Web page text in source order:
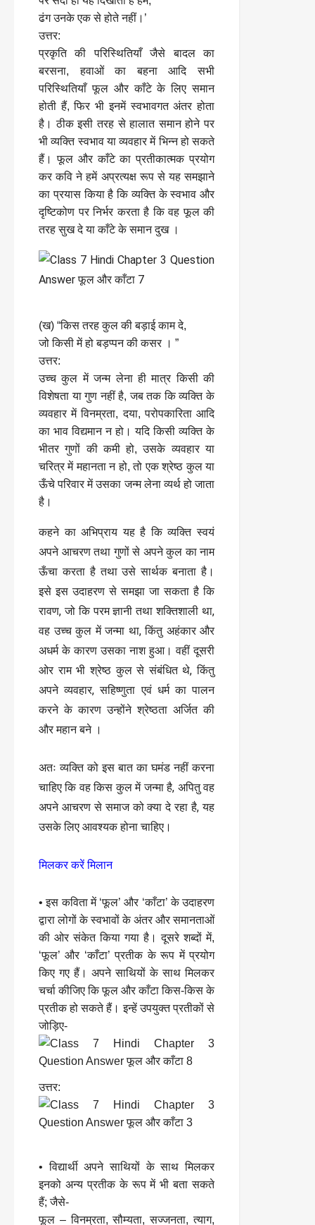
ढंग उनके एक से होते नहीं।’
उत्तर:
प्रकृति की परिस्थितियाँ जैसे बादल का
बरसना, हवाओं का बहना आदि सभी
परिस्थितियाँ फूल और काँटे के लिए समान
होती हैं, फिर भी इनमें स्वभावगत अंतर होता
है। ठीक इसी तरह से हालात समान होने पर
भी व्यक्ति स्वभाव या व्यवहार में भिन्न हो सकते
हैं। फूल और काँटे का प्रतीकात्मक प्रयोग
कर कवि ने हमें अप्रत्यक्ष रूप से यह समझाने
का प्रयास किया है कि व्यक्ति के स्वभाव और
दृष्टिकोण पर निर्भर करता है कि वह फूल की
तरह सुख दे या काँटे के समान दुख ।
(ख) “किस तरह कुल की बड़ाई काम दे,
जो किसी में हो बड़प्पन की कसर । ”
उत्तर:
उच्च कुल में जन्म लेना ही मात्र किसी की
विशेषता या गुण नहीं है, जब तक कि व्यक्ति के
व्यवहार में विनम्रता, दया, परोपकारिता आदि
का भाव विद्यमान न हो। यदि किसी व्यक्ति के
भीतर गुणों की कमी हो, उसके व्यवहार या
चरित्र में महानता न हो, तो एक श्रेष्ठ कुल या
ऊँचे परिवार में उसका जन्म लेना व्यर्थ हो जाता
है।
कहने का अभिप्राय यह है कि व्यक्ति स्वयं
अपने आचरण तथा गुणों से अपने कुल का नाम
ऊँचा करता है तथा उसे सार्थक बनाता है।
इसे इस उदाहरण से समझा जा सकता है कि
रावण, जो कि परम ज्ञानी तथा शक्तिशाली था,
वह उच्च कुल में जन्मा था, किंतु अहंकार और
अधर्म के कारण उसका नाश हुआ। वहीं दूसरी
ओर राम भी श्रेष्ठ कुल से संबंधित थे, किंतु
अपने व्यवहार, सहिष्णुता एवं धर्म का पालन
करने के कारण उन्होंने श्रेष्ठता अर्जित की
और महान बने ।
अतः व्यक्ति को इस बात का घमंड नहीं करना
चाहिए कि वह किस कुल में जन्मा है, अपितु वह
अपने आचरण से समाज को क्या दे रहा है, यह
उसके लिए आवश्यक होना चाहिए।
मिलकर करें मिलान
• इस कविता में ‘फूल’ और ‘काँटा’ के उदाहरण
द्वारा लोगों के स्वभावों के अंतर और समानताओं
की ओर संकेत किया गया है। दूसरे शब्दों में,
‘फूल’ और ‘काँटा’ प्रतीक के रूप में प्रयोग
किए गए हैं। अपने साथियों के साथ मिलकर
चर्चा कीजिए कि फूल और काँटा किस-किस के
प्रतीक हो सकते हैं। इन्हें उपयुक्त प्रतीकों से
जोड़िए-
उत्तर:
• विद्यार्थी अपने साथियों के साथ मिलकर
इनको अन्य प्रतीक के रूप में भी बता सकते
हैं; जैसे-
फूल – विनम्रता, सौम्यता, सज्जनता, त्याग,